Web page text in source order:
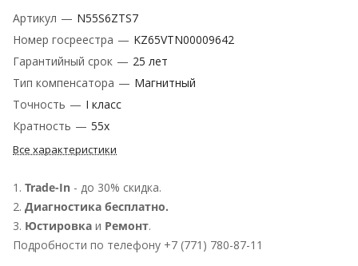
Артикул — N55S6ZTS7
Номер госреестра — KZ65VTN00009642
Гарантийный срок — 25 лет
Тип компенсатора — Магнитный
Точность — I класс
Кратность — 55х
Все характеристики
1. Trade-In - до 30% скидка.
2. Диагностика бесплатно.
3. Юстировка и Ремонт.
Подробности по телефону +7 (771) 780-87-11